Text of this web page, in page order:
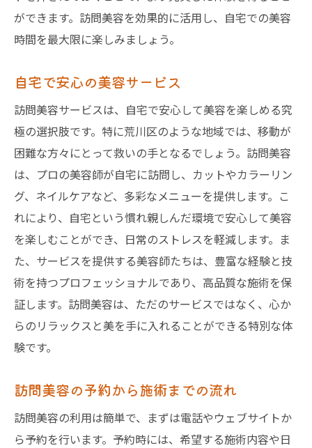
ができます。訪問美容を効果的に活用し、自宅での美容
時間を最大限に楽しみましょう。
自宅で安心の美容サービス
訪問美容サービスは、自宅で安心して美容を楽しめる究
極の選択肢です。特に荒川区のような地域では、移動が
困難な方々にとって救いの手となるでしょう。訪問美容
は、プロの美容師が自宅に訪問し、カットやカラーリン
グ、ネイルケアなど、多彩なメニューを提供します。こ
れにより、自宅という慣れ親しんだ環境で安心して美容
を楽しむことができ、日常のストレスを軽減します。ま
た、サービスを提供する美容師たちは、豊富な経験と技
術を持つプロフェッショナルであり、高品質な施術を保
証します。訪問美容は、ただのサービスではなく、心か
らのリラックスと美を手に入れることができる特別な体
験です。
訪問美容の予約から施術までの流れ
訪問美容の利用は簡単で、まずは電話やウェブサイトか
ら予約を行います。予約時には、希望する施術内容や日